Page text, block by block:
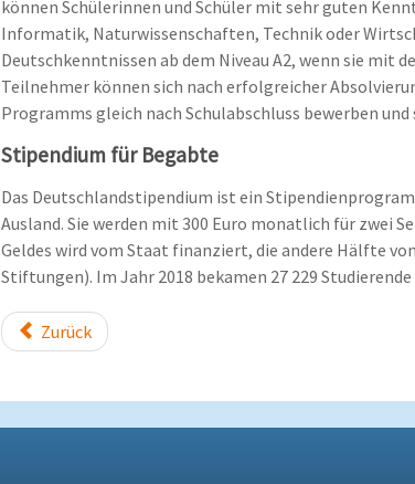
können Schülerinnen und Schüler mit sehr guten
Informatik, Naturwissenschaften, Technik oder
Deutschkenntnissen ab dem Niveau A2, wenn sie mit
Teilnehmer können sich nach erfolgreicher
Programms gleich nach Schulabschluss bewerben und
Stipendium für Begabte
Das Deutschlandstipendium ist ein
Ausland. Sie werden mit 300 Euro monatlich für zwei
Geldes wird vom Staat finanziert, die andere Hälfte
Stiftungen). Im Jahr 2018 bekamen 27 229
Zurück